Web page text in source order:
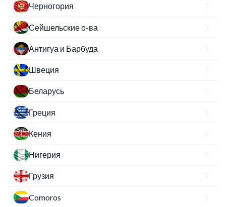
Черногория
Сейшельские о-ва
Антигуа и Барбуда
Швеция
Беларусь
Греция
Кения
Нигерия
Грузия
Comoros